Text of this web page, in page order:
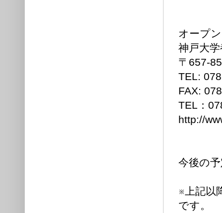
オープ
神戸大
〒657-
TEL:
FAX:
TEL：
http://
今後の
※上記以
です。